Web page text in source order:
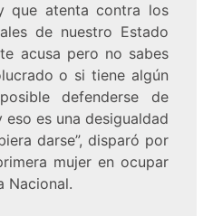
que atenta contra los
de nuestro Estado
acusa pero no sabes
o si tiene algún
defenderse de
es una desigualdad
darse”, disparó por
mujer en ocupar
Nacional.